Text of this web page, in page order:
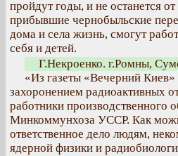
пройдут годы, и не останется
прибывшие чернобыльские
дома и села жизнь, смогут
себя и детей.
Г.Некроенко. г.Ромны,
«Из газеты «Вечерний Киев»
захоронением радиоактивных
работники производственного
Минкоммунхоза УССР. Как
ответственное дело людям,
ядерной физики и